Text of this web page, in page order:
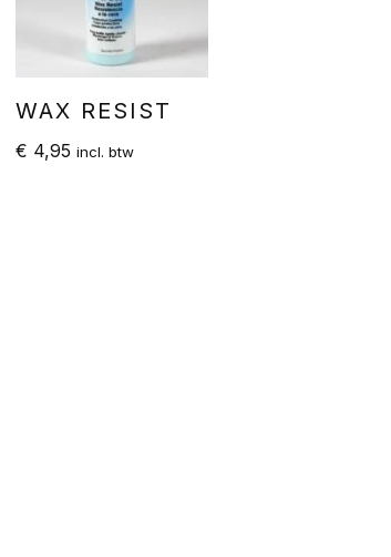
WAX RESIST
€ 4,95 incl. btw